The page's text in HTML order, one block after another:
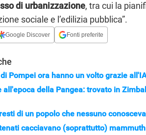
di urbanizzazione, tra cui la
sociale e l’edilizia pubblica”.
Google Discover Fonti preferite
Pompei ora hanno un volto grazie
all'epoca della Pangea: trovato in
di un popolo che nessuno
cacciavano (soprattutto)